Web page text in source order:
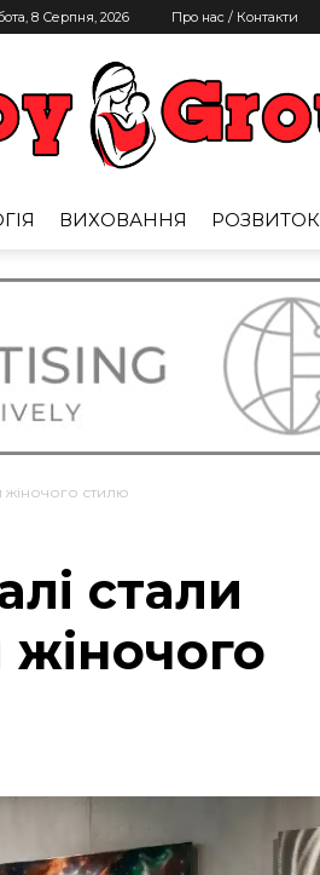
8 Серпня, 2026 Про нас / Контакти
ВИХОВАННЯ РОЗВИТОК
жіночого стилю
стали